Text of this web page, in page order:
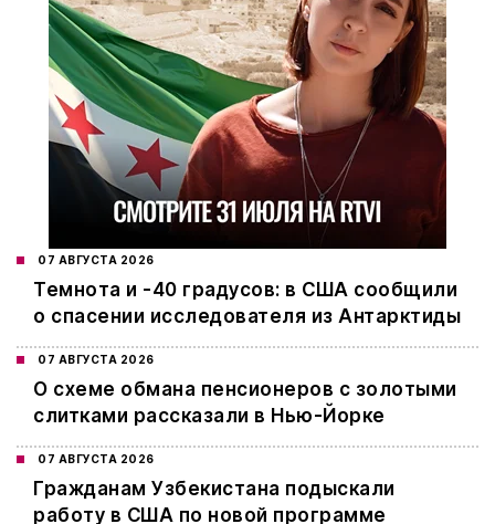
07 АВГУСТА 2026
Темнота и -40 градусов: в США сообщили
о спасении исследователя из Антарктиды
07 АВГУСТА 2026
О схеме обмана пенсионеров с золотыми
слитками рассказали в Нью-Йорке
07 АВГУСТА 2026
Гражданам Узбекистана подыскали
работу в США по новой программе